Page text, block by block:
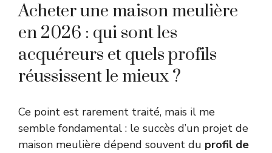
Acheter une maison meulière
en 2026 : qui sont les
acquéreurs et quels profils
réussissent le mieux ?
Ce point est rarement traité, mais il me
semble fondamental : le succès d’un projet de
maison meulière dépend souvent du profil de